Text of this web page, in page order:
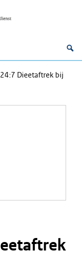
Dieetaftrek bij